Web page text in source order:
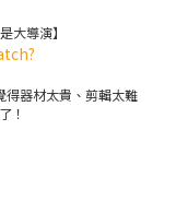
大導演】
得器材太貴、剪輯太難
！